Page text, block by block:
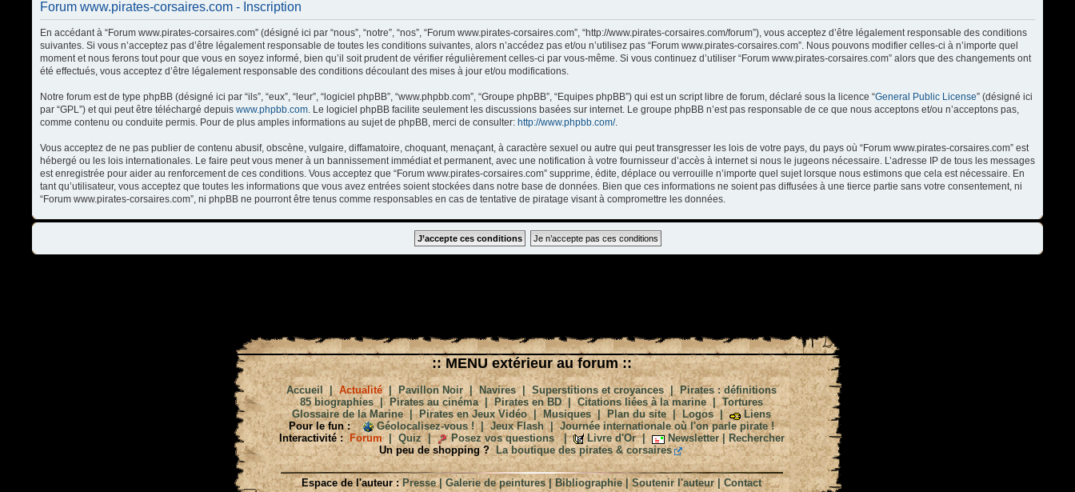
Forum www.pirates-corsaires.com - Inscription
En accédant à “Forum www.pirates-corsaires.com” (désigné ici par “nous”, “notre”, “nos”, “Forum www.pirates-corsaires.com”, “http://www.pirates-corsaires.com/forum”), vous acceptez d’être légalement responsable des conditions
suivantes. Si vous n’acceptez pas d’être légalement responsable de toutes les conditions suivantes, alors n’accédez pas et/ou n’utilisez pas “Forum www.pirates-corsaires.com”. Nous pouvons modifier celles-ci à n’importe quel
moment et nous ferons tout pour que vous en soyez informé, bien qu’il soit prudent de vérifier régulièrement celles-ci par vous-même. Si vous continuez d’utiliser “Forum www.pirates-corsaires.com” alors que des changements ont
été effectués, vous acceptez d’être légalement responsable des conditions découlant des mises à jour et/ou modifications.
Notre forum est de type phpBB (désigné ici par “ils”, “eux”, “leur”, “logiciel phpBB”, “www.phpbb.com”, “Groupe phpBB”, “Equipes phpBB”) qui est un script libre de forum, déclaré sous la licence “General Public License” (désigné ici
par “GPL”) et qui peut être téléchargé depuis www.phpbb.com. Le logiciel phpBB facilite seulement les discussions basées sur internet. Le groupe phpBB n’est pas responsable de ce que nous acceptons et/ou n’acceptons pas,
comme contenu ou conduite permis. Pour de plus amples informations au sujet de phpBB, merci de consulter: http://www.phpbb.com/.
Vous acceptez de ne pas publier de contenu abusif, obscène, vulgaire, diffamatoire, choquant, menaçant, à caractère sexuel ou autre qui peut transgresser les lois de votre pays, du pays où “Forum www.pirates-corsaires.com” est
hébergé ou les lois internationales. Le faire peut vous mener à un bannissement immédiat et permanent, avec une notification à votre fournisseur d’accès à internet si nous le jugeons nécessaire. L’adresse IP de tous les messages
est enregistrée pour aider au renforcement de ces conditions. Vous acceptez que “Forum www.pirates-corsaires.com” supprime, édite, déplace ou verrouille n’importe quel sujet lorsque nous estimons que cela est nécessaire. En
tant qu’utilisateur, vous acceptez que toutes les informations que vous avez entrées soient stockées dans notre base de données. Bien que ces informations ne soient pas diffusées à une tierce partie sans votre consentement, ni
“Forum www.pirates-corsaires.com”, ni phpBB ne pourront être tenus comme responsables en cas de tentative de piratage visant à compromettre les données.
:: MENU extérieur au forum ::
Accueil |Actualité|Pavillon Noir|Navires|Superstitions et croyances|Pirates : définitions
85 biographies| Pirates au cinéma|Pirates en BD|Citations liées à la marine|Tortures
Glossaire de la Marine|Pirates en Jeux Vidéo|Musiques|Plan du site|Logos|
Liens
Pour le fun :
Géolocalisez-vous !|Jeux Flash|Journée internationale où l'on parle pirate !
Interactivité : Forum| Quiz| Posez vos questions| Livre d'Or| Newsletter| Rechercher
Un peu de shopping ?
La boutique des pirates & corsaires
Espace de l'auteur : Presse|Galerie de peintures|Bibliographie|Soutenir l'auteur|Contact